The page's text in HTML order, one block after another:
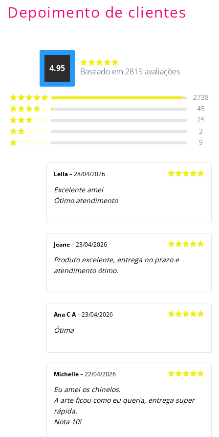
Depoimento de clientes
4.95
Avaliação
Baseado em 2819 avaliações
Avaliação5
2738
Avaliação
45
Avaliação
25
Avaliação
2
9
Leila – 28/04/2026
Excelente amei
Ótimo atendimento
de 5
Jeane – 23/04/2026
Produto excelente, entrega no prazo e
atendimento ótimo.
Ana C A– 23/04/2026
Ótima
Michelle – 22/04/2026
Eu amei os chinelos.
A arte ficou como eu queria, entrega super
rápida.
Nota 10!